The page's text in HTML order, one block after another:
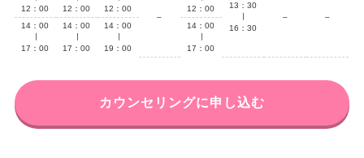
12：00
12：00
12：00
–
12：00
13：30
16：30
–
–
14：00
17：00
14：00
17：00
14：00
19：00
14：00
17：00
カウンセリングに申し込む